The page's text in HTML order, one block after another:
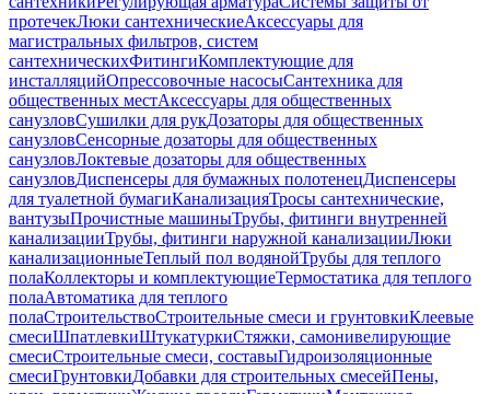
протечекЛюки сантехническиеАксессуары для
магистральных фильтров, систем
сантехническихФитингиКомплектующие для
инсталляцийОпрессовочные насосыСантехника для
общественных местАксессуары для общественных
санузловСушилки для рукДозаторы для общественных
санузловСенсорные дозаторы для общественных
санузловЛоктевые дозаторы для общественных
санузловДиспенсеры для бумажных полотенецДиспенсеры
для туалетной бумагиКанализацияТросы сантехнические,
вантузыПрочистные машиныТрубы, фитинги внутренней
канализацииТрубы, фитинги наружной канализацииЛюки
канализационныеТеплый пол водянойТрубы для теплого
полаКоллекторы и комплектующиеТермостатика для теплого
полаАвтоматика для теплого
полаСтроительствоСтроительные смеси и грунтовкиКлеевые
смесиШпатлевкиШтукатуркиСтяжки, самонивелирующие
смесиСтроительные смеси, составыГидроизоляционные
смесиГрунтовкиДобавки для строительных смесейПены,